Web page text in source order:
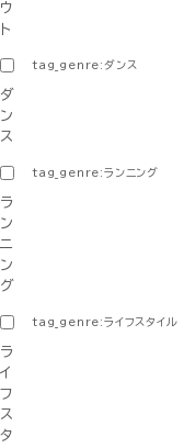
ウ
ト
tag_genre:ダンス
ダ
ン
ス
tag_genre:ランニング
ラ
ン
ニ
ン
グ
tag_genre:ライフスタイル
ラ
イ
フ
ス
タ